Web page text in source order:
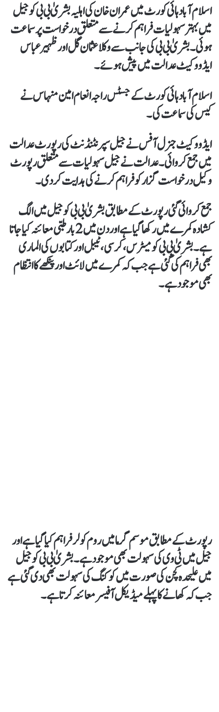
اسلام آباد ہائی کورٹ میں عمران خان کی اہلیہ بشریٰ بی بی کو جیل
میں بہتر سہولیات فراہم کرنے سےمتعلق درخواست پر سماعت
ہوئی۔بشریٰ بی بی کی جانب سے وکلا عثمان گل اور ظہیر عباس
ایڈووکیٹ عدالت میں پیش ہوئے۔
اسلام آباد ہائی کورٹ کے جسٹس راجہ انعام امین منہاس نے
کیس کی سماعت کی۔
ایڈووکیٹ جنرل آفس نے جیل سپرنٹنڈنٹ کی رپورٹ عدالت
میں جمع کروائی۔ عدالت نے جیل سہولیات سے متعلق رپورٹ
وکیل درخواست گزار کو فراہم کرنےکی ہدایت کردی۔
جمع کروائی گئی رپورٹ کےمطابق بشریٰ بی بی کو جیل میں الگ
کشادہ کمرے میں رکھاگیا ہےاور دن میں 2 بار طبی معائنہ کیاجاتا
ہے۔بشریٰ بی بی کو میٹرس،کرسی،ٹیبل اور کتابوں کی الماری
بھی فراہم کی گئی ہے جب کہ کمرے میں لائٹ اور پنکھے کا انتظام
بھی موجود ہے۔
رپورٹ کےمطابق موسم گرما میں روم کولر فراہم کیاگیا ہے اور
جیل میں ٹی وی کی سہولت بھی موجود ہے۔ بشریٰ بی بی کو جیل
میں علیحدہ کچن کی صورت میں کوکنگ کی سہولت بھی دی گئی ہے
جب کہ کھانے کا پہلے میڈیکل آفیسر معائنہ کرتاہے۔